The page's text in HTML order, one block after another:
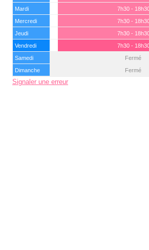
Mardi
7h30 -
Mercredi
7h30 -
Jeudi
7h30 -
Vendredi
7h30 -
Samedi
Fermé
Dimanche
Fermé
Signaler une erreur